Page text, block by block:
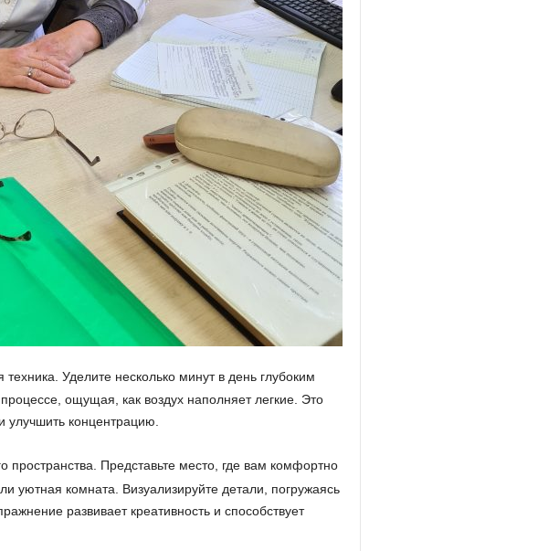
Уделите несколько минут в день глубоким
ощущая, как воздух наполняет легкие. Это
улучшить концентрацию.
пространства. Представьте место, где вам комфортно
уютная комната. Визуализируйте детали, погружаясь
развивает креативность и способствует